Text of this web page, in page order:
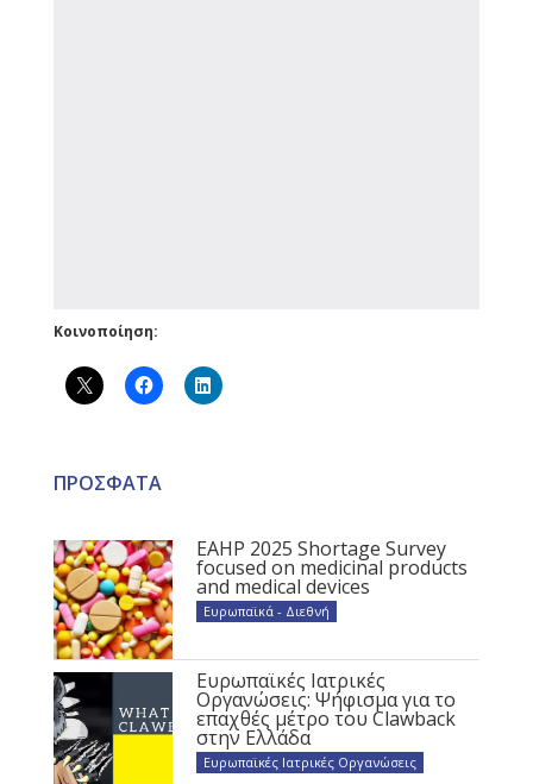
Κοινοποίηση:
ΠΡΟΣΦΑΤΑ
EAHP 2025 Shortage Survey
focused on medicinal products
and medical devices
Ευρωπαϊκά - Διεθνή
Ευρωπαϊκές Ιατρικές
Οργανώσεις: Ψήφισμα για το
επαχθές μέτρο του Clawback
στην Ελλάδα
Ευρωπαϊκές Ιατρικές Οργανώσεις